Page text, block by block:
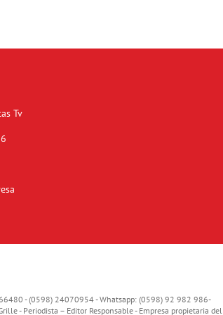
Tv
- (0598) 24070954 - Whatsapp: (0598) 92 982 986-
- Periodista – Editor Responsable - Empresa propietaria del